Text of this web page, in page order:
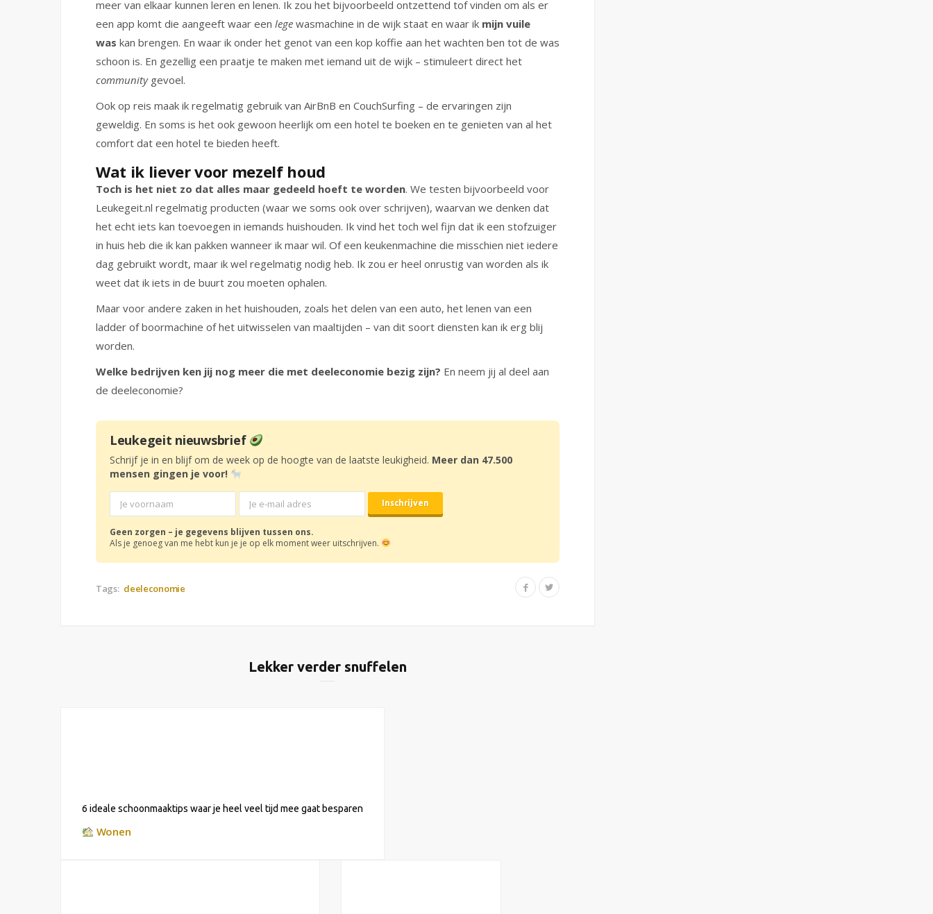
meer van elkaar kunnen leren en lenen. Ik zou het bijvoorbeeld ontzettend tof vinden om als er
een app komt die aangeeft waar een lege wasmachine in de wijk staat en waar ik mijn vuile
was kan brengen. En waar ik onder het genot van een kop koffie aan het wachten ben tot de was
schoon is. En gezellig een praatje te maken met iemand uit de wijk – stimuleert direct het
communitygevoel.
Ook op reis maak ik regelmatig gebruik van AirBnB en CouchSurfing – de ervaringen zijn
geweldig. En soms is het ook gewoon heerlijk om een hotel te boeken en te genieten van al het
comfort dat een hotel te bieden heeft.
Wat ik liever voor mezelf houd
Toch is het niet zo dat alles maar gedeeld hoeft te worden. We testen bijvoorbeeld voor
Leukegeit.nl regelmatig producten (waar we soms ook over schrijven), waarvan we denken dat
het echt iets kan toevoegen in iemands huishouden. Ik vind het toch wel fijn dat ik een stofzuiger
in huis heb die ik kan pakken wanneer ik maar wil. Of een keukenmachine die misschien niet iedere
dag gebruikt wordt, maar ik wel regelmatig nodig heb. Ik zou er heel onrustig van worden als ik
weet dat ik iets in de buurt zou moeten ophalen.
Maar voor andere zaken in het huishouden, zoals het delen van een auto, het lenen van een
ladder of boormachine of het uitwisselen van maaltijden – van dit soort diensten kan ik erg blij
worden.
Welke bedrijven ken jij nog meer die met deeleconomie bezig zijn? En neem jij al deel aan
de deeleconomie?
Leukegeit nieuwsbrief
Schrijf je in en blijf om de week op de hoogte van de laatste leukigheid. Meer dan 47.500
mensen gingen je voor!
Geen zorgen – je gegevens blijven tussen ons.
Als je genoeg van me hebt kun je je op elk moment weer uitschrijven.
Tags: deeleconomie
Lekker verder snuffelen
6 ideale schoonmaaktips waar je heel veel tijd mee gaat besparen
Wonen